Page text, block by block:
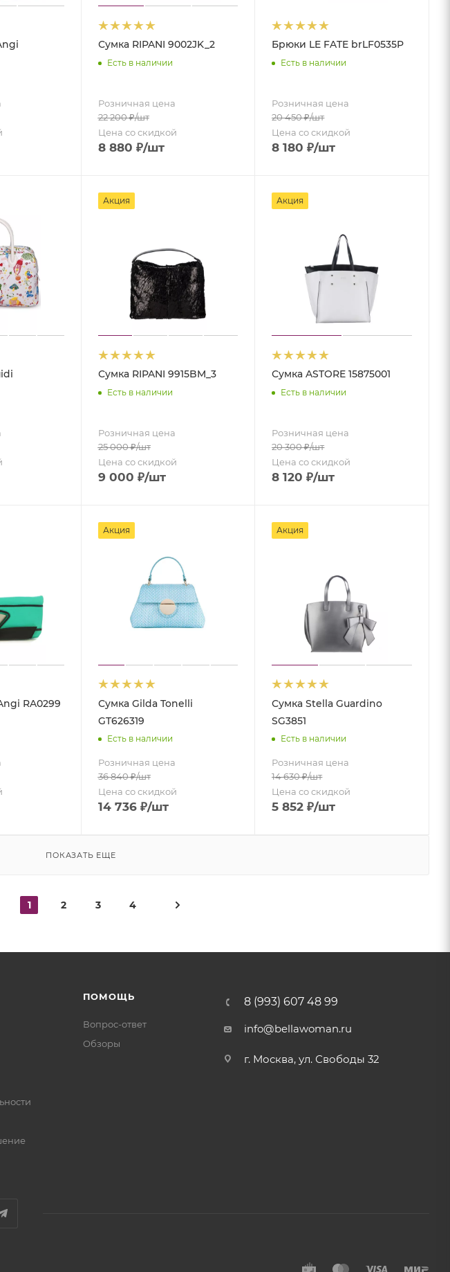
Сумка RIPANI 9002JK_2
Есть в наличии
Розничная цена
22 200₽/шт
Цена со скидкой
8 880 ₽/шт
Брюки LE FATE brLF0535P
Есть в наличии
Розничная цена
20 450₽/шт
Цена со скидкой
8 180 ₽/шт
Акция
Сумка RIPANI 9915BM_3
Есть в наличии
Розничная цена
25 000₽/шт
Цена со скидкой
9 000 ₽/шт
Акция
Сумка ASTORE 15875001
Есть в наличии
Розничная цена
20 300₽/шт
Цена со скидкой
8 120 ₽/шт
RA0299
Акция
Сумка Gilda Tonelli
GT626319
Есть в наличии
Розничная цена
36 840₽/шт
Цена со скидкой
14 736₽/шт
Акция
Сумка Stella Guardino
SG3851
Есть в наличии
Розничная цена
14 630₽/шт
Цена со скидкой
5 852 ₽/шт
ПОКАЗАТЬ ЕЩЕ
1 2 3 4
ПОМОЩЬ
Вопрос-ответ
Обзоры
8 (993) 607 48 99
info@bellawoman.ru
г. Москва, ул. Свободы 32